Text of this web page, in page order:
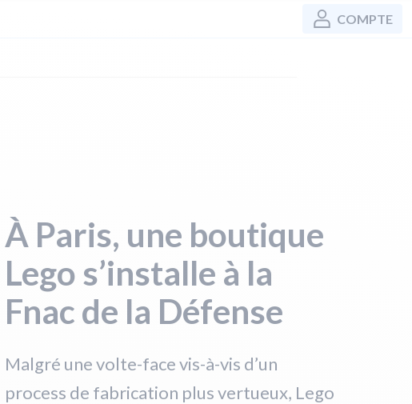
COMPTE
À Paris, une boutique
Lego s’installe à la
Fnac de la Défense
Malgré une volte-face vis-à-vis d’un
process de fabrication plus vertueux, Lego